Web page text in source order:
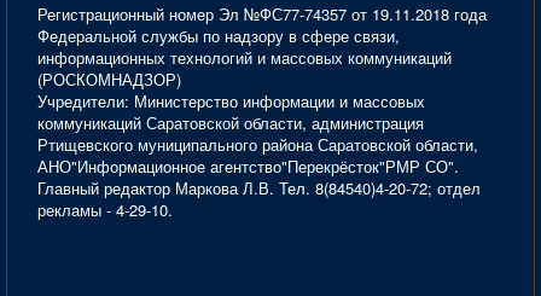
Регистрационный номер Эл №ФС77-74357 от 19.11.2018 года
Федеральной службы по надзору в сфере связи,
информационных технологий и массовых коммуникаций
(РОСКОМНАДЗОР)
Учредители: Министерство информации и массовых
коммуникаций Саратовской области, администрация
Ртищевского муниципального района Саратовской области,
АНО"Информационное агентство"Перекрёсток"РМР СО".
Главный редактор Маркова Л.В. Тел. 8(84540)4-20-72; отдел
рекламы - 4-29-10.